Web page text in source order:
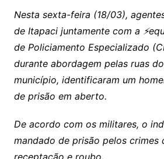
Nesta sexta-feira (18/03),
de Itapaci juntamente com a
de Policiamento Especializado
durante abordagem pelas ruas
município, identificaram um
de prisão em aberto.
De acordo com os militares, o
mandado de prisão pelos crimes
receptação e roubo.